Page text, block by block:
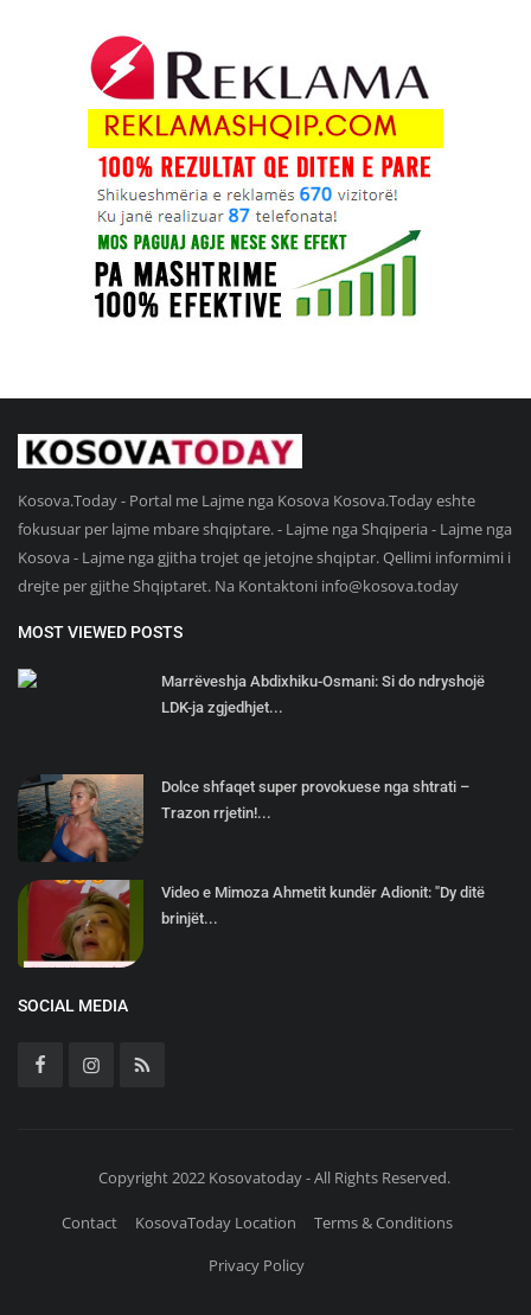
Kosova.Today - Portal me Lajme nga Kosova Kosova.Today eshte
fokusuar per lajme mbare shqiptare. - Lajme nga Shqiperia - Lajme nga
Kosova - Lajme nga gjitha trojet qe jetojne shqiptar. Qellimi informimi i
drejte per gjithe Shqiptaret. Na Kontaktoni info@kosova.today
MOST VIEWED POSTS
Marrëveshja Abdixhiku-Osmani: Si do ndryshojë
LDK-ja zgjedhjet...
Dolce shfaqet super provokuese nga shtrati –
Trazon rrjetin!...
Video e Mimoza Ahmetit kundër Adionit: "Dy ditë
brinjët...
SOCIAL MEDIA
Copyright 2022 Kosovatoday - All Rights Reserved.
Contact KosovaToday Location
Terms & Conditions
Privacy Policy